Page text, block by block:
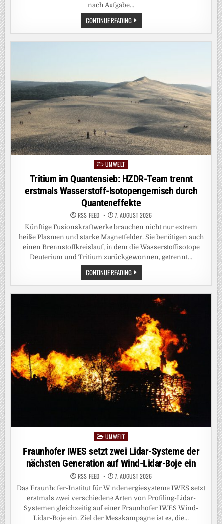
nach Aufgabe…
CONTINUE READINGDEM
SCHNECKENSCHLEIM
AUF
DER
PostedUMWELT
Tritium im Quantensieb: HZDR-Team trennt
erstmals Wasserstoff-Isotopengemisch durch
Quanteneffekte
RSS-FEED 7. AUGUST 2026
Künftige Fusionskraftwerke brauchen nicht nur extrem
heiße Plasmen und starke Magnetfelder. Sie benötigen auch
einen Brennstoffkreislauf, in dem die Wasserstoffisotope
Deuterium und Tritium zurückgewonnen, getrennt…
CONTINUE READINGTRITIUM
IM
QUANTENSIEB:
HZDR-
ERSTMALS
WASSERSTOFF-
ISOTOPENGEMISCH
DURCH
QUANTENEFFEKTE
Posted
in
UMWELT
Fraunhofer IWES setzt zwei Lidar-Systeme der
nächsten Generation auf Wind-Lidar-Boje ein
RSS-FEED 7. AUGUST 2026
Das Fraunhofer-Institut für Windenergiesysteme IWES setzt
erstmals zwei verschiedene Arten von Profiling-Lidar-
Systemen gleichzeitig auf einer Fraunhofer IWES Wind-
Lidar-Boje ein. Ziel der Messkampagne ist es, die…